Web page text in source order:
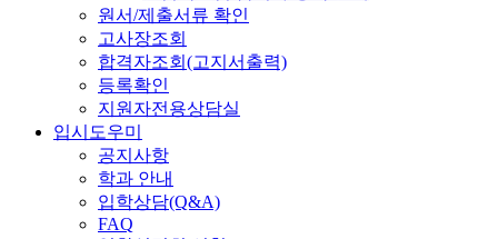
원서/제출서류 확인
고사장조회
합격자조회(고지서출력)
등록확인
지원자전용상담실
입시도우미
공지사항
학과 안내
입학상담(Q&A)
FAQ